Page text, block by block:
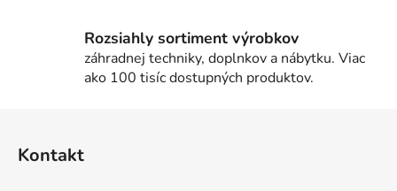
Rozsiahly sortiment výrobkov
záhradnej techniky, doplnkov a nábytku. Viac
ako 100 tisíc dostupných produktov.
Kontakt